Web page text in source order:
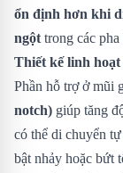
ổn định hơn khi
ngột trong các
Thiết kế linh
Phần hỗ trợ ở mũi
notch) giúp tăng
có thể di chuyển
bật nhảy hoặc bứt